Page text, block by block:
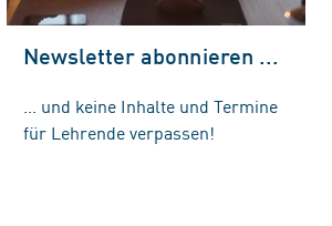
Newsletter abonnieren ...
... und keine Inhalte und Termine
für Lehrende verpassen!